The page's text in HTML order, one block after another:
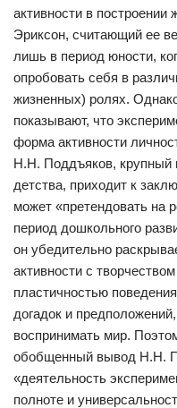
активности в построении
Эриксон, считающий ее
лишь в период юности,
опробовать себя в
жизненных) ролях.
показывают, что
форма активности
Н.Н. Поддъяков, крупный
детства, приходит к
может «претендовать на
период дошкольного
он убедительно
активности с
пластичностью
догадок и
воспринимать мир.
обобщенный вывод Н.Н.
«деятельность
полноте и